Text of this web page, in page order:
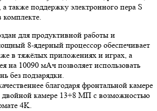
также поддержку электронного пера S
комплекте.
для продуктивной работы и
8-ядерный процессор обеспечивает
в тяжёлых приложениях и играх, а
на 10090 мАч позволяет использовать
без подзарядки.
благодаря фронтальной камере
камере 13+8 МП с возможностью
4K.